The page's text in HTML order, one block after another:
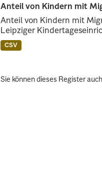
Anteil von Kindern mit
Anteil von Kindern mit
Leipziger
CSV
Sie können dieses Register